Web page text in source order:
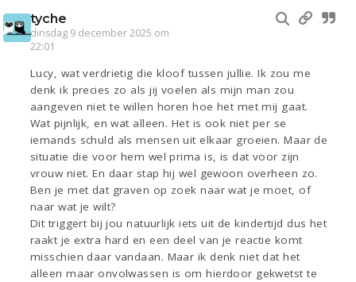
tyche
dinsdag 9 december 2025 om
22:01
Lucy, wat verdrietig die kloof tussen jullie. Ik zou me
denk ik precies zo als jij voelen als mijn man zou
aangeven niet te willen horen hoe het met mij gaat.
Wat pijnlijk, en wat alleen. Het is ook niet per se
iemands schuld als mensen uit elkaar groeien. Maar de
situatie die voor hem wel prima is, is dat voor zijn
vrouw niet. En daar stap hij wel gewoon overheen zo.
Ben je met dat graven op zoek naar wat je moet, of
naar wat je wilt?
Dit triggert bij jou natuurlijk iets uit de kindertijd dus het
raakt je extra hard en een deel van je reactie komt
misschien daar vandaan. Maar ik denk niet dat het
alleen maar onvolwassen is om hierdoor gekwetst te